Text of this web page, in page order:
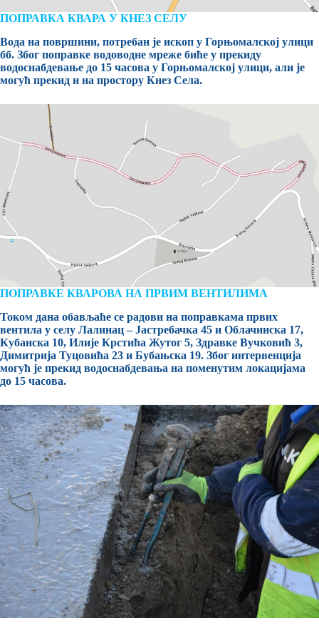
ПОПРАВКА КВАРА У КНЕЗ СЕЛУ
Вода на површини, потребан је ископ у Горњомалској улици
бб. Због поправке водоводне мреже биће у прекиду
водоснабдевање до 15 часова у Горњомалској улици, али је
могућ прекид и на простору Кнез Села.
ПОПРАВКЕ КВАРОВА НА ПРВИМ ВЕНТИЛИМА
Током дана обављаће се радови на поправкама првих
вентила у селу Лалинац – Јастребачка 45 и Облачинска 17,
Кубанска 10, Илије Крстића Жутог 5, Здравке Вучковић 3,
Димитрија Туцовића 23 и Бубањска 19. Због интервенција
могућ је прекид водоснабдевања на поменутим локацијама
до 15 часова.